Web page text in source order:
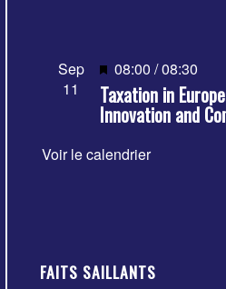
Sep
11
Mis
en
avant
08:00 /08:30
Taxation in
Innovation and
Voir le calendrier
FAITS SAILLANTS